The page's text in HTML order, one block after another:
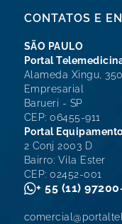
CONTATOS E
SÃO PAULO
Portal
Alameda Xingu,
Empresarial
Barueri - SP
CEP: 06455-911
Portal
2 Conj 2003 D
Bairro: Vila Ester
CEP: 02452-001
+ 55 (11)